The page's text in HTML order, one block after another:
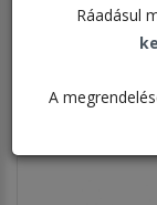
Ráadásul
A